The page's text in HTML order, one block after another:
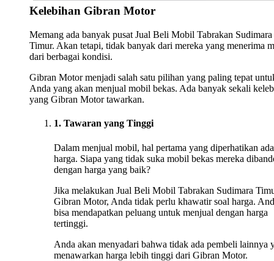
Kelebihan Gibran Motor
Memang ada banyak pusat Jual Beli Mobil Tabrakan Sudimara
Timur. Akan tetapi, tidak banyak dari mereka yang menerima
dari berbagai kondisi.
Gibran Motor menjadi salah satu pilihan yang paling tepat
Anda yang akan menjual mobil bekas. Ada banyak sekali
yang Gibran Motor tawarkan.
1. Tawaran yang Tinggi
Dalam menjual mobil, hal pertama yang diperhatikan
harga. Siapa yang tidak suka mobil bekas mereka
dengan harga yang baik?
Jika melakukan Jual Beli Mobil Tabrakan Sudimara
Gibran Motor, Anda tidak perlu khawatir soal harga.
bisa mendapatkan peluang untuk menjual dengan harga
tertinggi.
Anda akan menyadari bahwa tidak ada pembeli lainnya
menawarkan harga lebih tinggi dari Gibran Motor.